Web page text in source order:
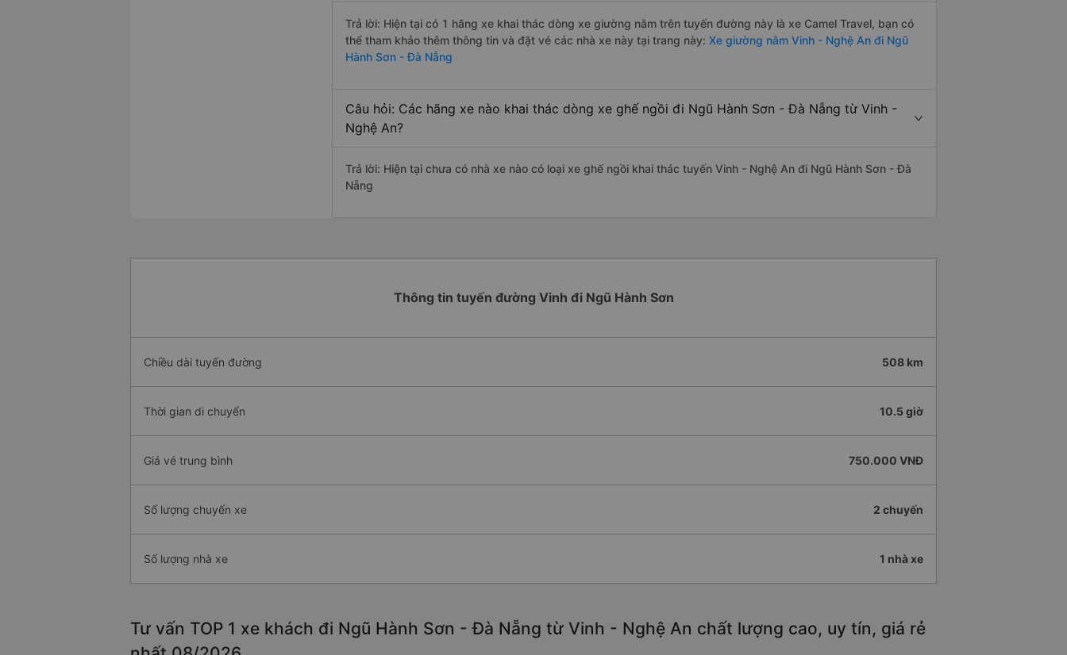
Trả lời: Hiện tại có 1 hãng xe khai thác dòng xe giường nằm trên tuyến đường này là xe Camel Travel, bạn có
thể tham khảo thêm thông tin và đặt vé các nhà xe này tại trang này: Xe giường nằm Vinh - Nghệ An đi Ngũ
Hành Sơn - Đà Nẵng
Câu hỏi: Các hãng xe nào khai thác dòng xe ghế ngồi đi Ngũ Hành Sơn - Đà Nẵng từ Vinh -
Nghệ An?
Trả lời: Hiện tại chưa có nhà xe nào có loại xe ghế ngồi khai thác tuyến Vinh - Nghệ An đi Ngũ Hành Sơn - Đà
Nẵng
Thông tin tuyến đường Vinh đi Ngũ Hành Sơn
Chiều dài tuyến đường 508 km
Thời gian di chuyển 10.5 giờ
Giá vé trung bình 750.000 VNĐ
Số lượng chuyến xe 2 chuyến
Số lượng nhà xe 1 nhà xe
Tư vấn TOP 1 xe khách đi Ngũ Hành Sơn - Đà Nẵng từ Vinh - Nghệ An chất lượng cao, uy tín, giá rẻ